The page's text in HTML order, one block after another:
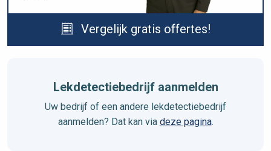
Vergelijk gratis offertes!
Lekdetectiebedrijf aanmelden
Uw bedrijf of een andere lekdetectiebedrijf
aanmelden? Dat kan via deze pagina.